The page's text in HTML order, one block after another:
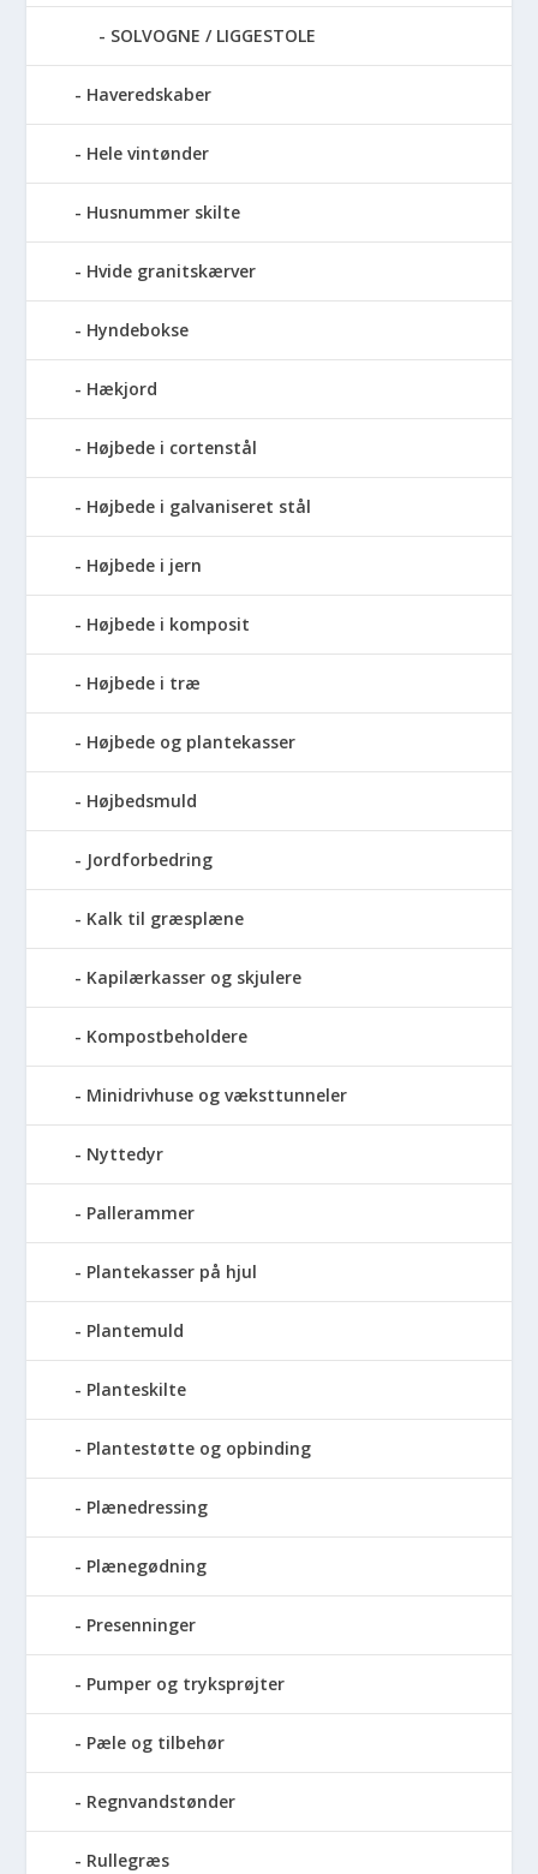
SOLVOGNE / LIGGESTOLE
Haveredskaber
Hele vintønder
Husnummer skilte
Hvide granitskærver
Hyndebokse
Hækjord
Højbede i cortenstål
Højbede i galvaniseret stål
Højbede i jern
Højbede i komposit
Højbede i træ
Højbede og plantekasser
Højbedsmuld
Jordforbedring
Kalk til græsplæne
Kapilærkasser og skjulere
Kompostbeholdere
Minidrivhuse og væksttunneler
Nyttedyr
Pallerammer
Plantekasser på hjul
Plantemuld
Planteskilte
Plantestøtte og opbinding
Plænedressing
Plænegødning
Presenninger
Pumper og tryksprøjter
Pæle og tilbehør
Regnvandstønder
Rullegræs